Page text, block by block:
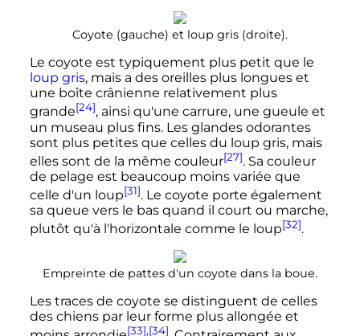
Coyote (gauche) et loup gris (droite).
Le coyote est typiquement plus petit que le
loup gris, mais a des oreilles plus longues et
une boîte crânienne relativement plus
grande[24], ainsi qu'une carrure, une gueule et
un museau plus fins. Les glandes odorantes
sont plus petites que celles du loup gris, mais
elles sont de la même couleur[27]. Sa couleur
de pelage est beaucoup moins variée que
celle d'un loup[31]. Le coyote porte également
sa queue vers le bas quand il court ou marche,
plutôt qu'à l'horizontale comme le loup[32].
Empreinte de pattes d'un coyote dans la boue.
Les traces de coyote se distinguent de celles
des chiens par leur forme plus allongée et
[33],[34]